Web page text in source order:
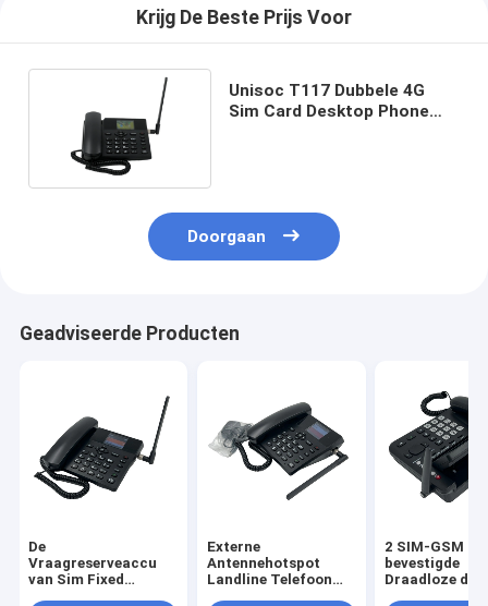
Krijg De Beste Prijs Voor
Unisoc T117 Dubbele 4G
Sim Card Desktop Phone
Doorgaan
Geadviseerde Producten
De
Vraagreserveaccu
van Sim Fixed
Externe
Antennehotspot
Landline Telefoon
2 SIM-GSM
bevestigde
Draadloze de